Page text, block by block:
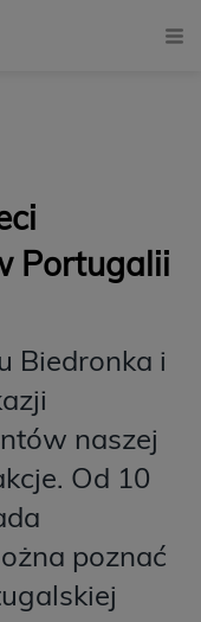
Portugalii
Biedronka i
naszej
Od 10
poznać